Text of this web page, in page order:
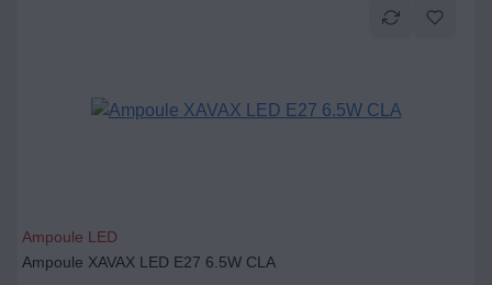
Ampoule LED
Ampoule XAVAX LED E27 6.5W CLA